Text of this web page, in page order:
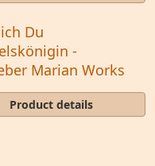
Du
-
Marian Works
Product details